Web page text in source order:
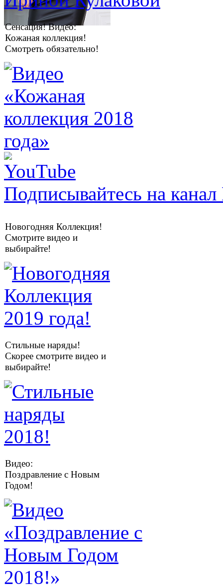
Сенсация! Видео:
Кожаная коллекция!
Смотреть обязательно!
Подписывайтесь на
Новогодняя Коллекция!
Смотрите видео и
выбирайте!
Стильные наряды!
Скорее смотрите видео и
выбирайте!
Видео:
Поздравление с Новым
Годом!